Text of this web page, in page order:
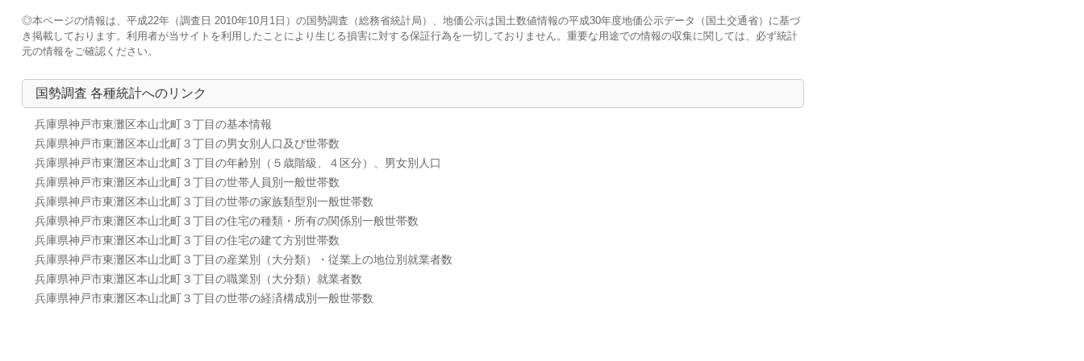
◎本ページの情報は、平成22年（調査日 2010年10月1日）の国勢調査（総務省統計局）、地価公示は国土数値情報の平成30年度地価公示データ（国土交通省）に基づ
き掲載しております。利用者が当サイトを利用したことにより生じる損害に対する保証行為を一切しておりません。重要な用途での情報の収集に関しては、必ず統計
元の情報をご確認ください。
国勢調査 各種統計へのリンク
兵庫県神戸市東灘区本山北町３丁目の基本情報
兵庫県神戸市東灘区本山北町３丁目の男女別人口及び世帯数
兵庫県神戸市東灘区本山北町３丁目の年齢別（５歳階級、４区分）、男女別人口
兵庫県神戸市東灘区本山北町３丁目の世帯人員別一般世帯数
兵庫県神戸市東灘区本山北町３丁目の世帯の家族類型別一般世帯数
兵庫県神戸市東灘区本山北町３丁目の住宅の種類・所有の関係別一般世帯数
兵庫県神戸市東灘区本山北町３丁目の住宅の建て方別世帯数
兵庫県神戸市東灘区本山北町３丁目の産業別（大分類）・従業上の地位別就業者数
兵庫県神戸市東灘区本山北町３丁目の職業別（大分類）就業者数
兵庫県神戸市東灘区本山北町３丁目の世帯の経済構成別一般世帯数